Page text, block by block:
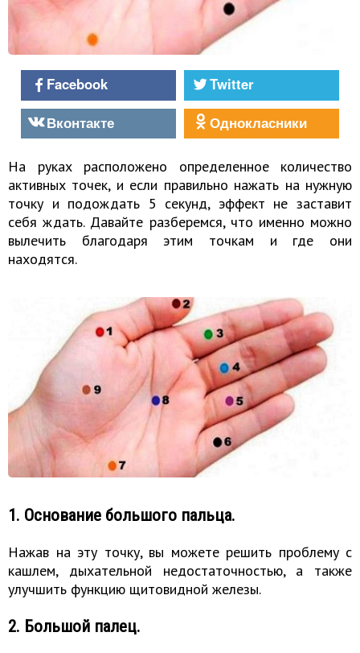
Facebook
Twitter
Вконтакте
Однокласники
На руках расположено определенное количество
активных точек, и если правильно нажать на нужную
точку и подождать 5 секунд, эффект не заставит
себя ждать. Давайте разберемся, что именно можно
вылечить благодаря этим точкам и где они
находятся.
1. Основание большого пальца.
Нажав на эту точку, вы можете решить проблему с
кашлем, дыхательной недостаточностью, а также
улучшить функцию щитовидной железы.
2. Большой палец.